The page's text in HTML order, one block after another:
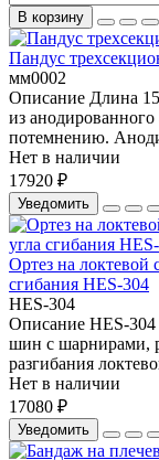
В корзину
Пандус
мм0002
Описание Длина
из
потемнению.
Нет в наличии
17920 ₽
Уведомить
Ортез на локтевой
сгибания HES-304
HES-304
Описание HES-304
шин с шарнирами,
разгибания
Нет в наличии
17080 ₽
Уведомить